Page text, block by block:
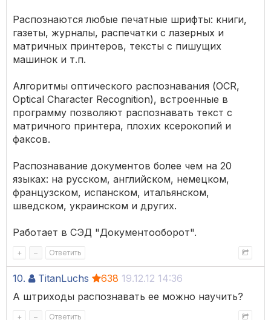
Распознаются любые печатные шрифты: книги,
газеты, журналы, распечатки с лазерных и
матричных принтеров, тексты с пишущих
машинок и т.п.
Алгоритмы оптического распознавания (OCR,
Optical Character Recognition), встроенные в
программу позволяют распознавать текст с
матричного принтера, плохих ксерокопий и
факсов.
Распознавание документов более чем на 20
языках: на русском, английском, немецком,
французском, испанском, итальянском,
шведском, украинском и других.
Работает в СЭД "Документооборот".
+ – Ответить
10. TitanLuchs 638 19.12.12 14:36
А штриходы распознавать ее можно научить?
+ – Ответить